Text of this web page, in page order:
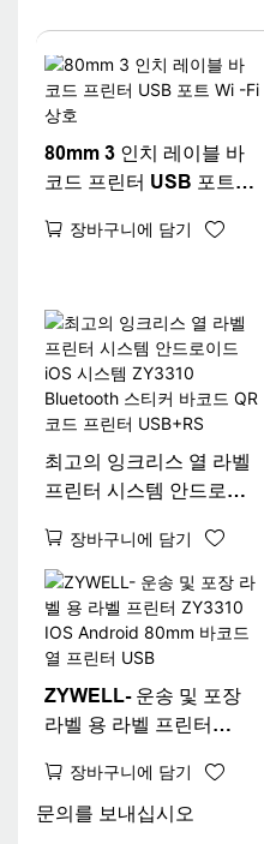
80mm 3 인치 레이블 바
코드 프린터 USB 포트
장바구니에 담기
최고의 잉크리스 열 라벨
프린터 시스템 안드로이
Bluetooth 스티커 바코드
QR 코드 프린터
USB+RS
장바구니에 담기
ZYWELL- 운송 및 포장
라벨 용 라벨 프린터
80mm 바코드 열 프린터
USB
장바구니에 담기
문의를 보내십시오